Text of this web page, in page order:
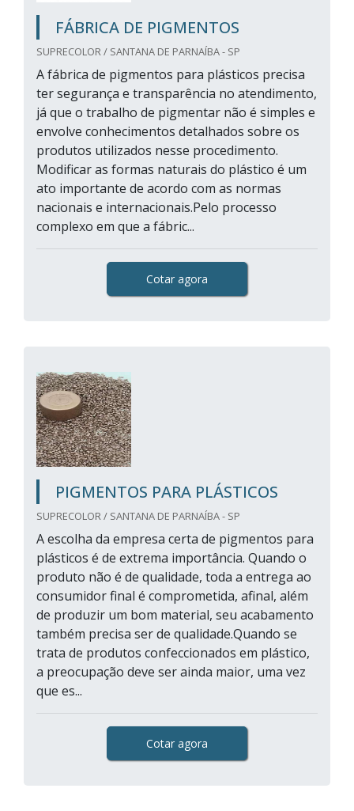
FÁBRICA DE PIGMENTOS
SUPRECOLOR / SANTANA DE PARNAÍBA - SP
A fábrica de pigmentos para plásticos precisa
ter segurança e transparência no atendimento,
já que o trabalho de pigmentar não é simples e
envolve conhecimentos detalhados sobre os
produtos utilizados nesse procedimento.
Modificar as formas naturais do plástico é um
ato importante de acordo com as normas
nacionais e internacionais.Pelo processo
complexo em que a fábric...
Cotar agora
PIGMENTOS PARA PLÁSTICOS
SUPRECOLOR / SANTANA DE PARNAÍBA - SP
A escolha da empresa certa de pigmentos para
plásticos é de extrema importância. Quando o
produto não é de qualidade, toda a entrega ao
consumidor final é comprometida, afinal, além
de produzir um bom material, seu acabamento
também precisa ser de qualidade.Quando se
trata de produtos confeccionados em plástico,
a preocupação deve ser ainda maior, uma vez
que es...
Cotar agora